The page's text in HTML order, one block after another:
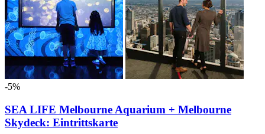
-5%
SEA LIFE Melbourne Aquarium + Melbourne
Skydeck: Eintrittskarte